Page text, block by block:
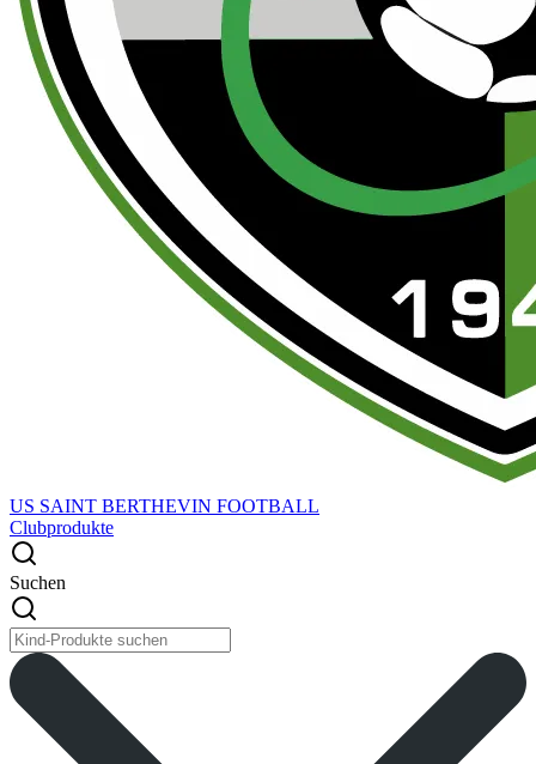
US SAINT BERTHEVIN FOOTBALL
Clubprodukte
Suchen